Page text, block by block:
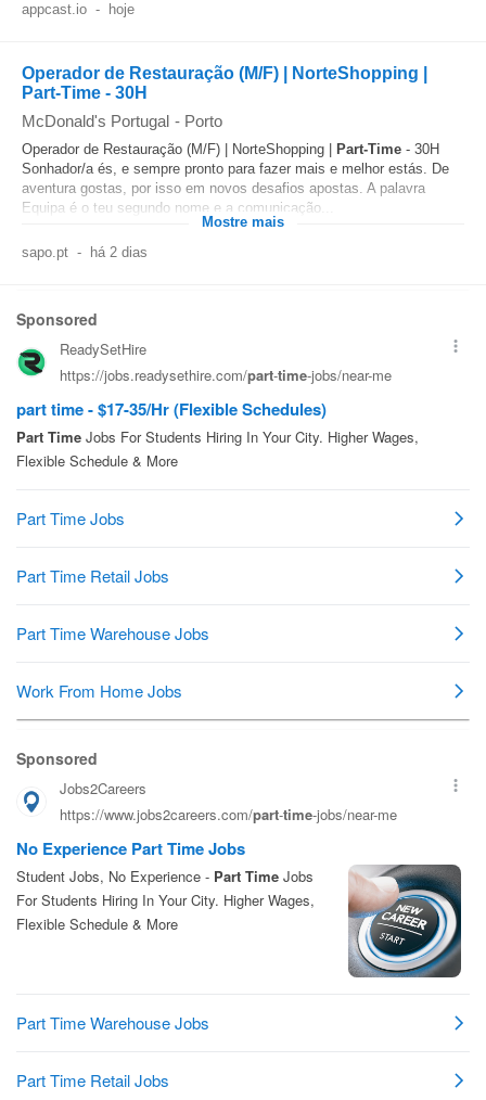
appcast.io - hoje
Operador de Restauração (M/F) | NorteShopping |
Part-Time - 30H
McDonald's Portugal - Porto
Operador de Restauração (M/F) | NorteShopping | Part-Time - 30H
Sonhador/a és, e sempre pronto para fazer mais e melhor estás. De
aventura gostas, por isso em novos desafios apostas. A palavra
Equipa é o teu segundo nome e a comunicação...
Mostre mais
sapo.pt - há 2 dias